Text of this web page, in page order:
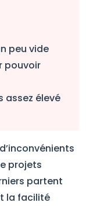
peu vide
pouvoir
assez élevé
projets
partent
la facilité